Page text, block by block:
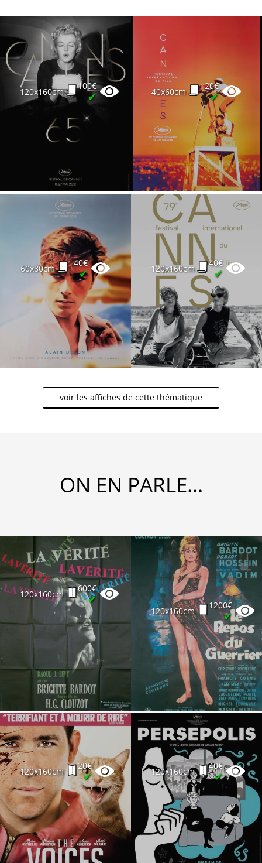
120x160cm
100€
✔ 40x60cm
20€
✔
60x80cm
40€
✔ 120x160cm
40€
✔
voir les affiches de cette thématique
ON EN PARLE...
120x160cm
600€
✔
120x160cm
1200€
✔
120x160cm
20€
✔ 120x160cm
40€
✔